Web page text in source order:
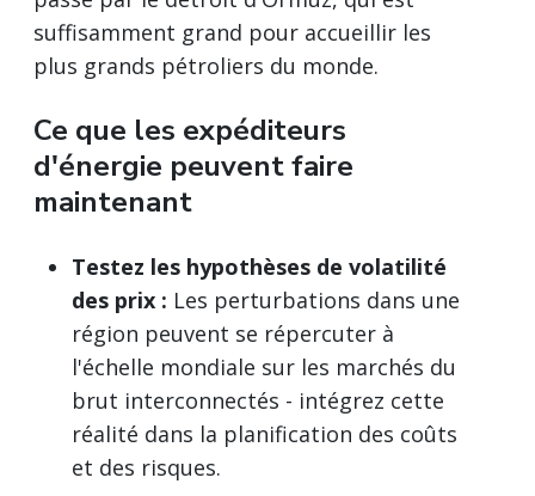
suffisamment grand pour accueillir les
plus grands pétroliers du monde.
Ce que les expéditeurs
d'énergie peuvent faire
maintenant
Testez les hypothèses de volatilité
des prix : Les perturbations dans une
région peuvent se répercuter à
l'échelle mondiale sur les marchés du
brut interconnectés - intégrez cette
réalité dans la planification des coûts
et des risques.